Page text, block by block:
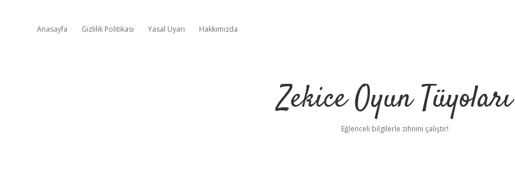
Anasayfa Gizlilik Politikası Yasal Uyarı Hakkımızda
Zekice Oyun Tüyoları
Eğlenceli bilgilerle zihnini çalıştır!